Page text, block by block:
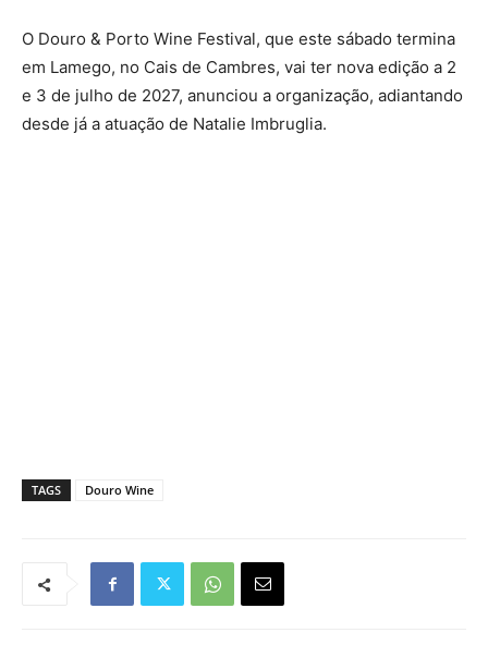
O Douro & Porto Wine Festival, que este sábado termina
em Lamego, no Cais de Cambres, vai ter nova edição a 2
e 3 de julho de 2027, anunciou a organização, adiantando
desde já a atuação de Natalie Imbruglia.
TAGS Douro Wine